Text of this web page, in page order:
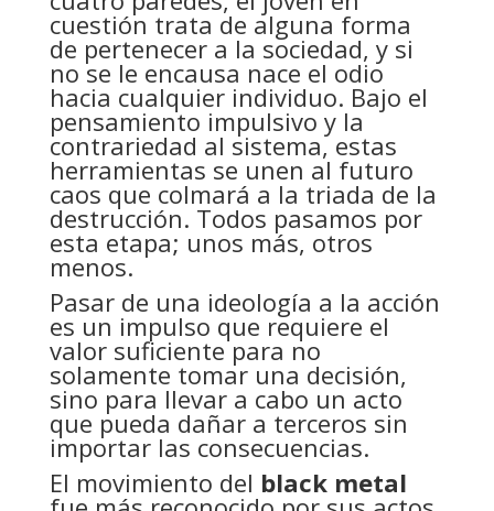
cuestión trata de alguna forma
de pertenecer a la sociedad, y si
no se le encausa nace el odio
hacia cualquier individuo. Bajo el
pensamiento impulsivo y la
contrariedad al sistema, estas
herramientas se unen al futuro
caos que colmará a la triada de la
destrucción. Todos pasamos por
esta etapa; unos más, otros
menos.
Pasar de una ideología a la acción
es un impulso que requiere el
valor suficiente para no
solamente tomar una decisión,
sino para llevar a cabo un acto
que pueda dañar a terceros sin
importar las consecuencias.
El movimiento del black metal